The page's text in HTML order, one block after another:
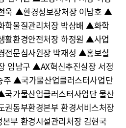
욱 ▲환경성보장처장 이남호 ▲
학물질관리처장 박삼배 ▲화학
활환경안전처장 하정원 ▲사업
전문심사원장 박재성 ▲홍보실
임남구 ▲AX혁신추진실장 서정
▲국가물산업클러스터사업단
가물산업클러스터사업단 물산
동부환경본부 환경서비스처장
부 환경시설관리처장 김현국